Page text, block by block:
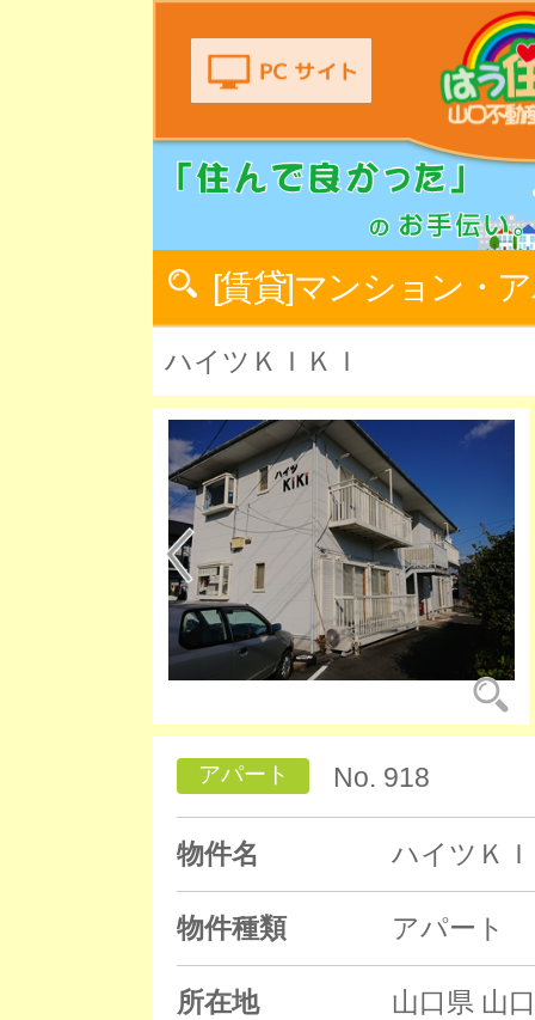
[賃貸]マンション・
ハイツＫＩＫＩ
アパート No. 918
物件名 ハイツＫ
物件種類 アパート
所在地 山口県 山